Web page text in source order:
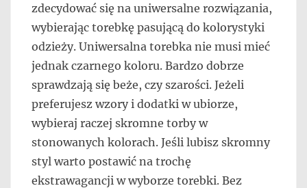
zdecydować się na uniwersalne rozwiązania,
wybierając torebkę pasującą do kolorystyki
odzieży. Uniwersalna torebka nie musi mieć
jednak czarnego koloru. Bardzo dobrze
sprawdzają się beże, czy szarości. Jeżeli
preferujesz wzory i dodatki w ubiorze,
wybieraj raczej skromne torby w
stonowanych kolorach. Jeśli lubisz skromny
styl warto postawić na trochę
ekstrawagancji w wyborze torebki. Bez